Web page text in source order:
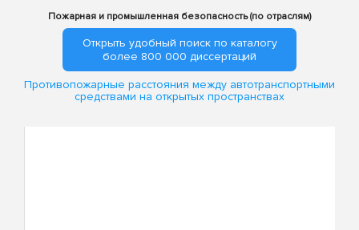
Пожарная и промышленная безопасность (по отраслям)
Открыть удобный поиск по каталогу
более 800 000 диссертаций
Противопожарные расстояния между автотранспортными
средствами на открытых пространствах